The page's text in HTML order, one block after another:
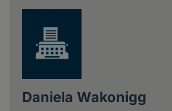
Daniela Wakonigg